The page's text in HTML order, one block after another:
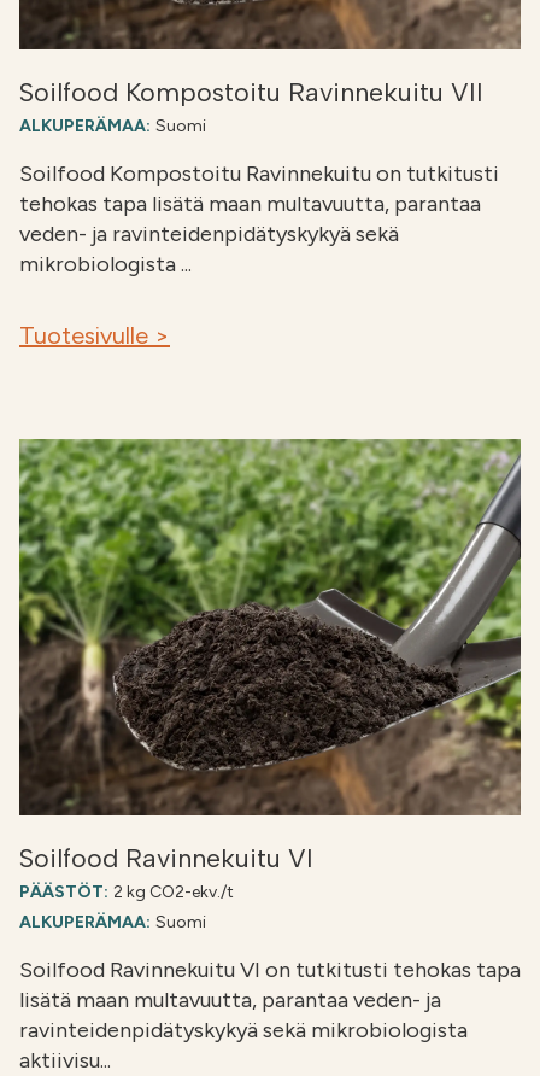
Soilfood Kompostoitu Ravinnekuitu VII
ALKUPERÄMAA: Suomi
Soilfood Kompostoitu Ravinnekuitu on tutkitusti
tehokas tapa lisätä maan multavuutta, parantaa
veden- ja ravinteidenpidätyskykyä sekä
mikrobiologista ...
Tuotesivulle >
Soilfood Ravinnekuitu VI
PÄÄSTÖT: 2 kg CO2-ekv./t
ALKUPERÄMAA: Suomi
Soilfood Ravinnekuitu VI on tutkitusti tehokas tapa
lisätä maan multavuutta, parantaa veden- ja
ravinteidenpidätyskykyä sekä mikrobiologista
aktiivisu...